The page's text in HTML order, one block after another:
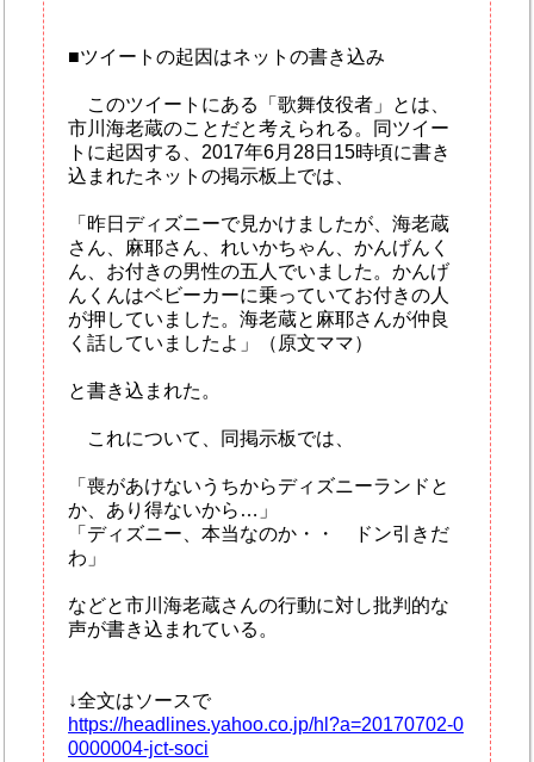
■ツイートの起因はネットの書き込み
このツイートにある「歌舞伎役者」とは、
市川海老蔵のことだと考えられる。同ツイー
トに起因する、2017年6月28日15時頃に書き
込まれたネットの掲示板上では、
「昨日ディズニーで見かけましたが、海老蔵
さん、麻耶さん、れいかちゃん、かんげんく
ん、お付きの男性の五人でいました。かんげ
んくんはベビーカーに乗っていてお付きの人
が押していました。海老蔵と麻耶さんが仲良
く話していましたよ」（原文ママ）
と書き込まれた。
これについて、同掲示板では、
「喪があけないうちからディズニーランドと
か、あり得ないから…」
「ディズニー、本当なのか・・ ドン引きだ
わ」
などと市川海老蔵さんの行動に対し批判的な
声が書き込まれている。
↓全文はソースで
https://headlines.yahoo.co.jp/hl?a=20170702-0
0000004-jct-soci